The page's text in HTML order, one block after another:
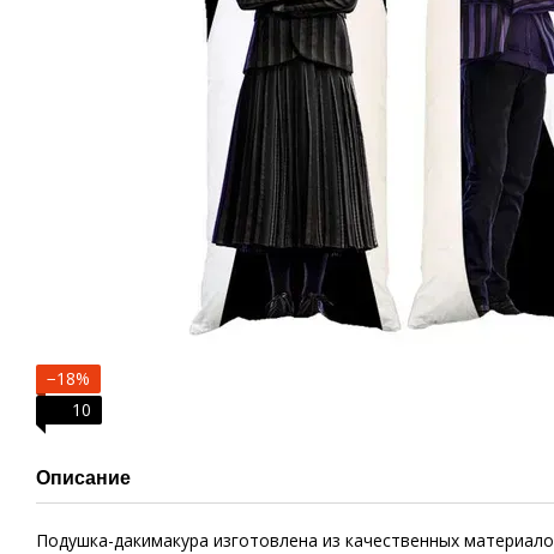
−18%
10
Описание
Подушка-дакимакура изготовлена из качественных